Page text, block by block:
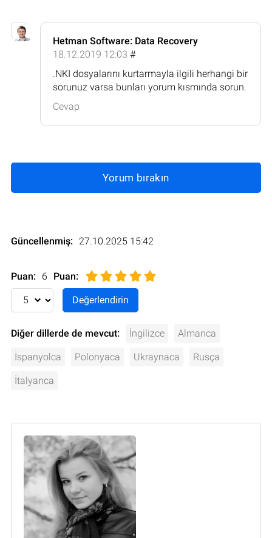
Hetman Software: Data Recovery
18.12.2019 12:03 #
.NKI dosyalarını kurtarmayla ilgili herhangi bir
sorunuz varsa bunları yorum kısmında sorun.
Cevap
Yorum bırakın
Güncellenmiş: 27.10.2025 15:42
Puan: 6 Puan:
Diğer dillerde de mevcut: İngilizce Almanca
İspanyolca Polonyaca Ukraynaca Rusça
İtalyanca